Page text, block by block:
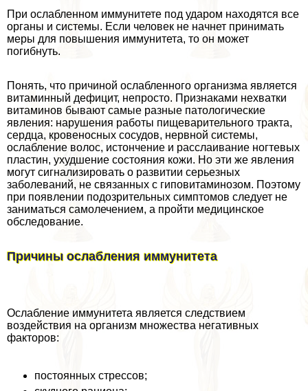
При ослабленном иммунитете под ударом находятся все
органы и системы. Если человек не начнет принимать
меры для повышения иммунитета, то он может
погибнуть.
Понять, что причиной ослабленного организма является
витаминный дефицит, непросто. Признаками нехватки
витаминов бывают самые разные патологические
явления: нарушения работы пищеварительного тpaкта,
сердца, кровеносных сосудов, нервной системы,
ослабление волос, истончение и расслаивание ногтевых
пластин, ухудшение состояния кожи. Но эти же явления
могут сигнализировать о развитии серьезных
заболеваний, не связанных с гиповитаминозом. Поэтому
при появлении подозрительных симптомов следует не
заниматься самолечением, а пройти медицинское
обследование.
Причины ослабления иммунитета
Ослабление иммунитета является следствием
воздействия на организм множества негативных
факторов:
постоянных стрессов;